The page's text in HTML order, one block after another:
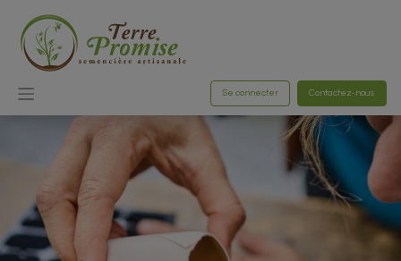
Se connecter Contactez-nous